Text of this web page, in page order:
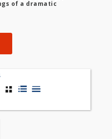
of a dramatic